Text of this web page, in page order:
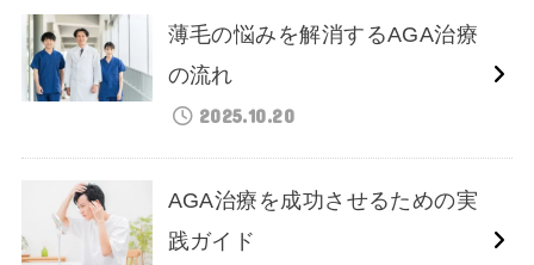
薄毛の悩みを解消するAGA治療
の流れ
2025.10.20
AGA治療を成功させるための実
践ガイド